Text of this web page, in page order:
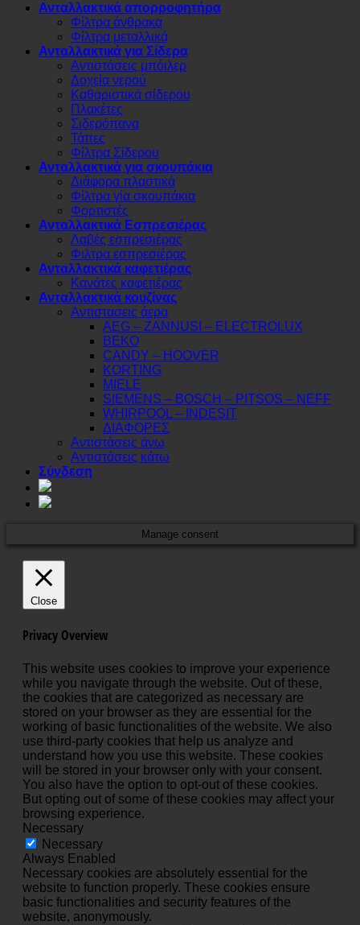
Ανταλλακτικά απορροφητήρα
Φίλτρα άνθρακα
Φίλτρα μεταλλικά
Ανταλλακτικά για Σίδερα
Αντιστάσεις μπόιλερ
Δοχεία νερού
Καθαριστικά σίδερου
Πλακέτες
Σιδερόπανα
Τάπες
Φίλτρα Σίδερου
Ανταλλακτικά για σκουπάκια
Διάφορα πλαστικά
Φίλτρα γία σκουπάκια
Φορτιστές
Ανταλλακτικά Εσπρεσιέρας
Λαβές εσπρεσιέρας
Φιλτρα εσπρεσιέρας
Ανταλλακτικά καφετιέρας
Κανάτες καφετιέρας
Ανταλλακτικά κουζίνας
Αντιστασεις άερα
AEG – ZANNUSI – ELECTROLUX
BEKO
CANDY – HOOVER
KORTING
MIELE
SIEMENS – BOSCH – PITSOS – NEFF
WHIRPOOL – INDESIT
ΔΙΑΦΟΡΕΣ
Αντιστάσεις άνω
Αντιστάσεις κάτω
Σύνδεση
Manage consent
Close
Privacy Overview
This website uses cookies to improve your experience
while you navigate through the website. Out of these,
the cookies that are categorized as necessary are
stored on your browser as they are essential for the
working of basic functionalities of the website. We also
use third-party cookies that help us analyze and
understand how you use this website. These cookies
will be stored in your browser only with your consent.
You also have the option to opt-out of these cookies.
But opting out of some of these cookies may affect your
browsing experience.
Necessary
Necessary
Always Enabled
Necessary cookies are absolutely essential for the
website to function properly. These cookies ensure
basic functionalities and security features of the
website, anonymously.